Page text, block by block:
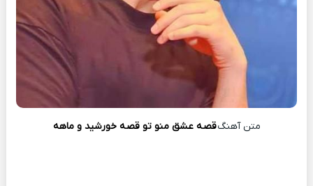
متن آهنگقصه عشق منو تو قصه خورشید و ماهه